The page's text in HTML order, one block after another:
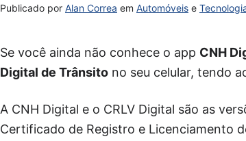
Publicado por Alan Correa em Automóveis e
Se você ainda não conhece o app CNH
Digital de Trânsito no seu celular, tendo
A CNH Digital e o CRLV Digital são as
Certificado de Registro e Licenciamento